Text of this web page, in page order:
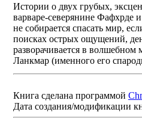
Истории о двух грубых,
варваре-северянине
не собирается спасать мир,
поисках острых ощущений,
разворачивается в
Ланкмар (именного его
Книга сделана программой
Дата создания/модификации